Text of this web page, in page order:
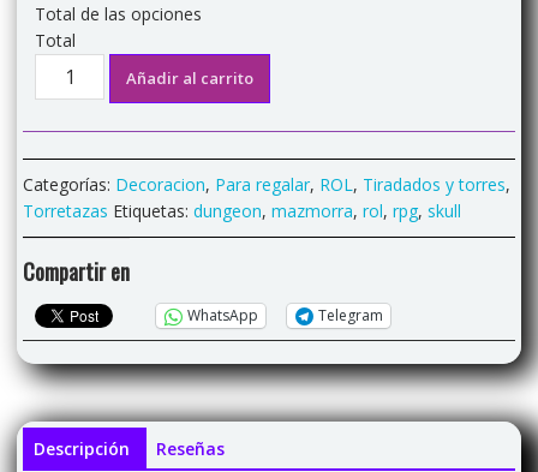
Total de las opciones
Total
Torretaza
"Dungeon
Añadir al carrito
Categorías: Decoracion, Para regalar, ROL, Tiradados y torres,
Torretazas Etiquetas: dungeon, mazmorra, rol, rpg, skull
Compartir en
WhatsApp Telegram
Descripción Reseñas